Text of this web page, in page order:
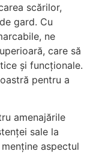
scărilor,
gard. Cu
ne
care să
și funcționale.
pentru a
amenajările
sale la
aspectul